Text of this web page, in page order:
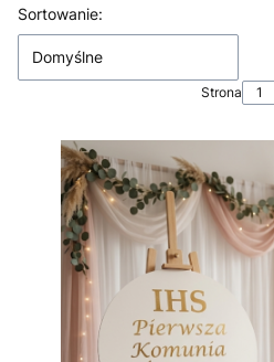
Lista produktów
Sortowanie:
Domyślne
Strona